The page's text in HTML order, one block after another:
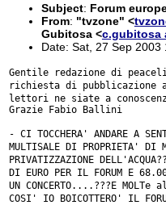
Policy delle liste di
Informativa sulla privacy
Richieste di rimozione
Subject: Forum
From: "tvzone" <
Gubitosa <c.gubitosa
Date: Sat, 27 Sep 2003
Gentile redazione di
richiesta di
lettori ne siate a
Grazie Fabio Ballini
- CI TOCCHERA' ANDARE A
MULTISALE DI PROPRIETA' DI
PRIVATIZZAZIONE
DI EURO PER IL FORUM E
UN CONCERTO....???E
COSI' IO BOICOTTERO' IL